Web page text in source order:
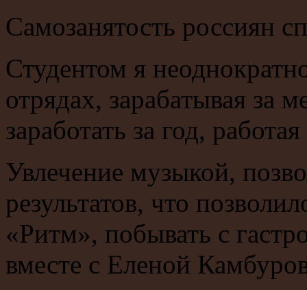
Самозанятость россиян
Студентом я
отрядах, зарабатывая за
заработать за год,
Увлечение музыкой,
результатов, что
«Ритм», побывать с
вместе с Еленой